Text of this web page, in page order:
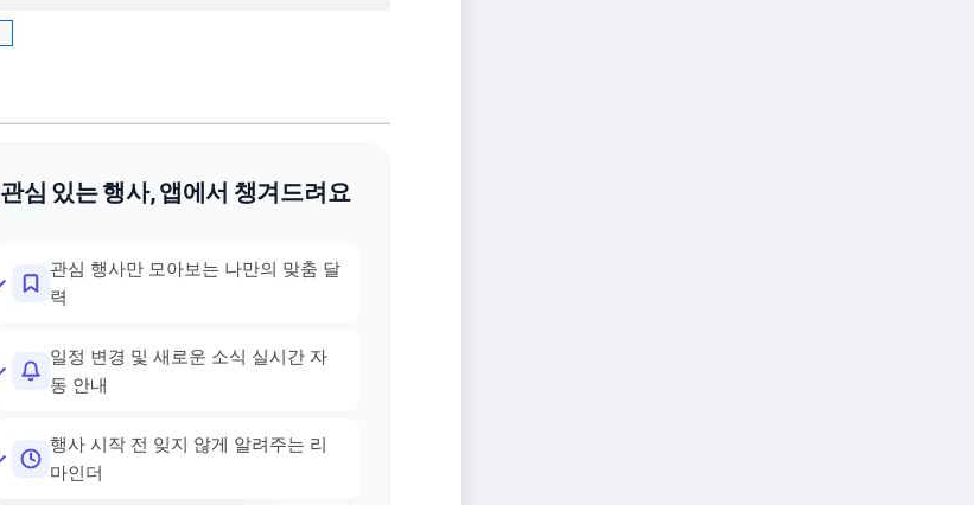
관심 있는 행사, 앱에서 챙겨드려요
관심 행사만 모아보는 나만의 맞춤 달
력
일정 변경 및 새로운 소식 실시간 자
동 안내
행사 시작 전 잊지 않게 알려주는 리
마인더